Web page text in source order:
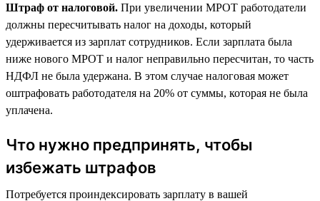
Штраф от налоговой. При увеличении МРОТ работодатели
должны пересчитывать налог на доходы, который
удерживается из зарплат сотрудников. Если зарплата была
ниже нового МРОТ и налог неправильно пересчитан, то часть
НДФЛ не была удержана. В этом случае налоговая может
оштрафовать работодателя на 20% от суммы, которая не была
уплачена.
Что нужно предпринять, чтобы
избежать штрафов
Потребуется проиндексировать зарплату в вашей